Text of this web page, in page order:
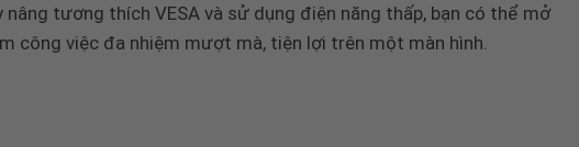
tương thích VESA và sử dụng điện năng thấp, bạn có thể mở
công việc đa nhiệm mượt mà, tiện lợi trên một màn hình.